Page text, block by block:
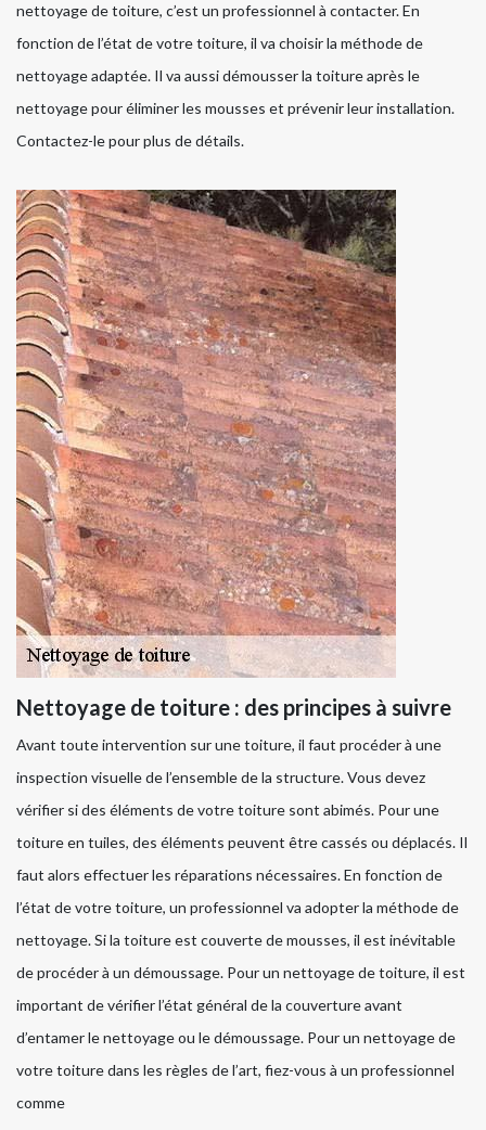
nettoyage de toiture, c’est un professionnel à contacter. En
fonction de l’état de votre toiture, il va choisir la méthode de
nettoyage adaptée. Il va aussi démousser la toiture après le
nettoyage pour éliminer les mousses et prévenir leur installation.
Contactez-le pour plus de détails.
Nettoyage de toiture : des principes à suivre
Avant toute intervention sur une toiture, il faut procéder à une
inspection visuelle de l’ensemble de la structure. Vous devez
vérifier si des éléments de votre toiture sont abimés. Pour une
toiture en tuiles, des éléments peuvent être cassés ou déplacés. Il
faut alors effectuer les réparations nécessaires. En fonction de
l’état de votre toiture, un professionnel va adopter la méthode de
nettoyage. Si la toiture est couverte de mousses, il est inévitable
de procéder à un démoussage. Pour un nettoyage de toiture, il est
important de vérifier l’état général de la couverture avant
d’entamer le nettoyage ou le démoussage. Pour un nettoyage de
votre toiture dans les règles de l’art, fiez-vous à un professionnel
comme